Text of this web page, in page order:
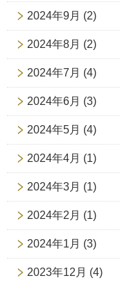
2024年9月 (2)
2024年8月 (2)
2024年7月 (4)
2024年6月 (3)
2024年5月 (4)
2024年4月 (1)
2024年3月 (1)
2024年2月 (1)
2024年1月 (3)
2023年12月 (4)